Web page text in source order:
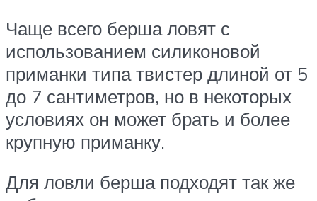
Чаще всего берша ловят с
использованием силиконовой
приманки типа твистер длиной от 5
до 7 сантиметров, но в некоторых
условиях он может брать и более
крупную приманку.
Для ловли берша подходят так же